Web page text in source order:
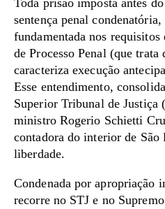
Toda prisão imposta antes
sentença penal
fundamentada nos
de Processo Penal (que
caracteriza execução
Esse entendimento,
Superior Tribunal de
ministro Rogerio Schietti
contadora do interior de São
liberdade.
Condenada por apropriação
recorre no STJ e no